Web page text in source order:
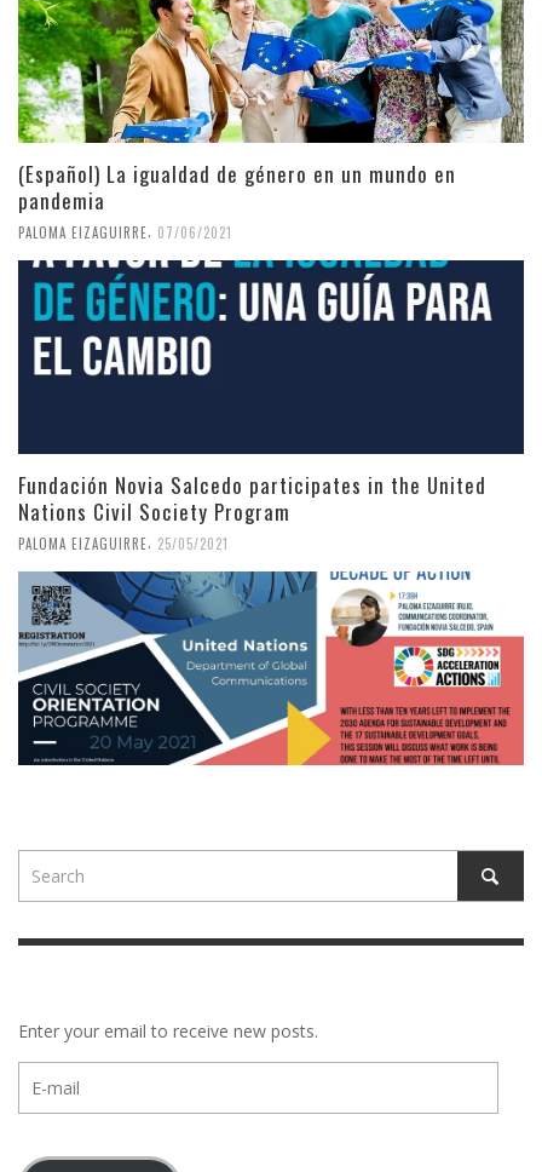
(Español) La igualdad de género en un mundo en
pandemia
PALOMA EIZAGUIRRE 07/06/2021
Fundación Novia Salcedo participates in the United
Nations Civil Society Program
PALOMA EIZAGUIRRE 25/05/2021
Enter your email to receive new posts.
mail